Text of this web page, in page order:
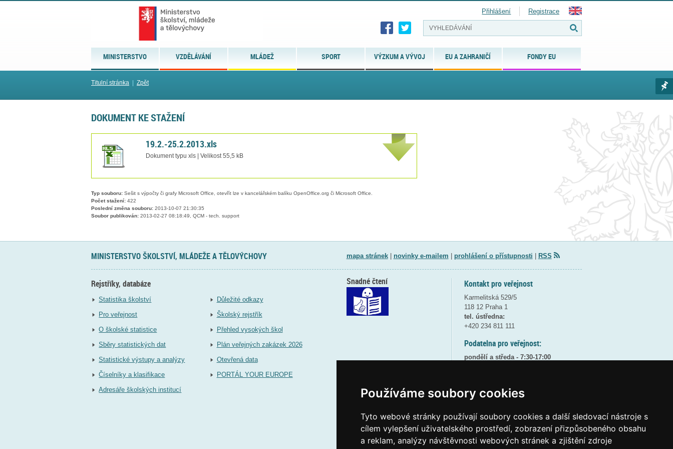
Používáme soubory cookies
Tyto webové stránky používají soubory cookies a další sledovací nástroje s
cílem vylepšení uživatelského prostředí, zobrazení přizpůsobeného obsahu
a reklam, analýzy návštěvnosti webových stránek a zjištění zdroje
MINISTERSTVO VZDĚLÁVÁNÍ MLÁDEŽ SPORT VÝZKUM A VÝVOJ EU A ZAHRANIČÍ FONDY EU
Přihlášení Registrace
Titulní stránka Zpět
DOKUMENT KE STAŽENÍ
19.2.-25.2.2013.xls
Dokument typu xls | Velikost 55,5 kB
Typ souboru: Sešit s výpočty či grafy Microsoft Office, otevřít lze v kancelářském balíku OpenOffice.org či Microsoft Office.
Počet stažení: 422
Poslední změna souboru: 2013-10-07 21:30:35
Soubor publikován: 2013-02-27 08:18:49, QCM - tech. support
MINISTERSTVO ŠKOLSTVÍ, MLÁDEŽE A TĚLOVÝCHOVY mapa stránek| novinky e-mailem prohlášení o přístupnosti RSS
Rejstříky, databáze
Statistika školství
Pro veřejnost
O školské statistice
Sběry statistických dat
Statistické výstupy a analýzy
Číselníky a klasifikace
Adresáře školských institucí
Důležité odkazy
Školský rejstřík
Přehled vysokých škol
Plán veřejných zakázek 2026
Otevřená data
PORTÁL YOUR EUROPE
Kontakt pro veřejnost
Karmelitská 529/5
118 12 Praha 1
tel. ústředna:
+420 234 811 111
Podatelna pro veřejnost:
pondělí a středa - 7:30-17:00
8:30 - 9:30 - bezpečnostní přestávka
Elektronická podatelna:
posta@msmtgov cz
Snadné čtení